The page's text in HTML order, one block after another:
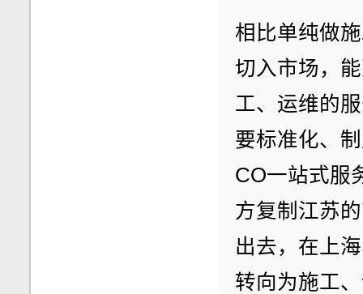
相比单纯做
切入市场，
工、运维的
要标准化、
CO一站式服
方复制江苏
出去，在上
转向为施工